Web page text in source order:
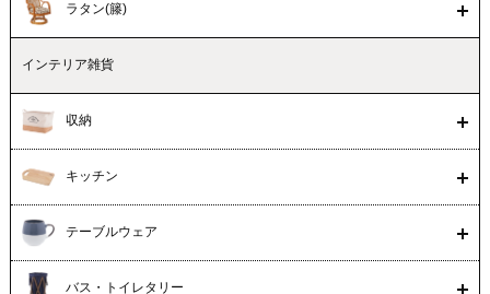
ラタン(籐)
インテリア雑貨
収納
キッチン
テーブルウェア
バス・トイレタリー